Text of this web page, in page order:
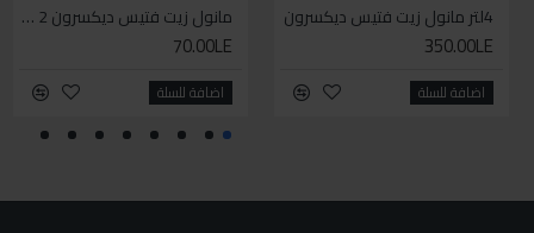
4لتر مانول زيت فتيس ديكسرون
350.00LE
اضافة للسلة
مانول زيت فتيس ديكسرون 2 لتر واحد
70.00LE
اضافة للسلة